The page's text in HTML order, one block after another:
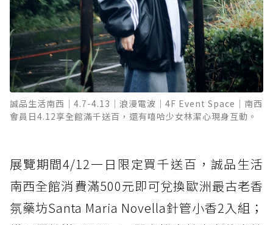
誠品生活南西｜4.7-4.13｜浪漫電波｜4F Event Space｜南西
會員日4.12享全館滿千送百，還有嘻哈少女林潔心現身互動。
展覽期間4/12一日限定買千送百，誠品生活
南西全館消費滿500元即可兌換歐洲最古老香
氛藥坊Santa Maria Novella針管小香2入組；